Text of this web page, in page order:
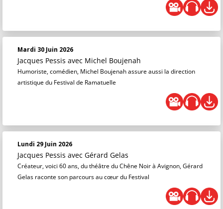
Mardi 30 Juin 2026
Jacques Pessis avec Michel Boujenah
Humoriste, comédien, Michel Boujenah assure aussi la direction
artistique du Festival de Ramatuelle
Lundi 29 Juin 2026
Jacques Pessis avec Gérard Gelas
Créateur, voici 60 ans, du théâtre du Chêne Noir à Avignon, Gérard
Gelas raconte son parcours au cœur du Festival